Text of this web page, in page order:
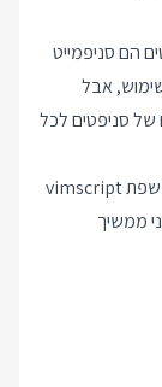
הםסניפמייט
אבל
סניפטים לכל
מה שכן למדנו כמה קל להרחיב את וים באמצעות שפת vimscript
ממשיך